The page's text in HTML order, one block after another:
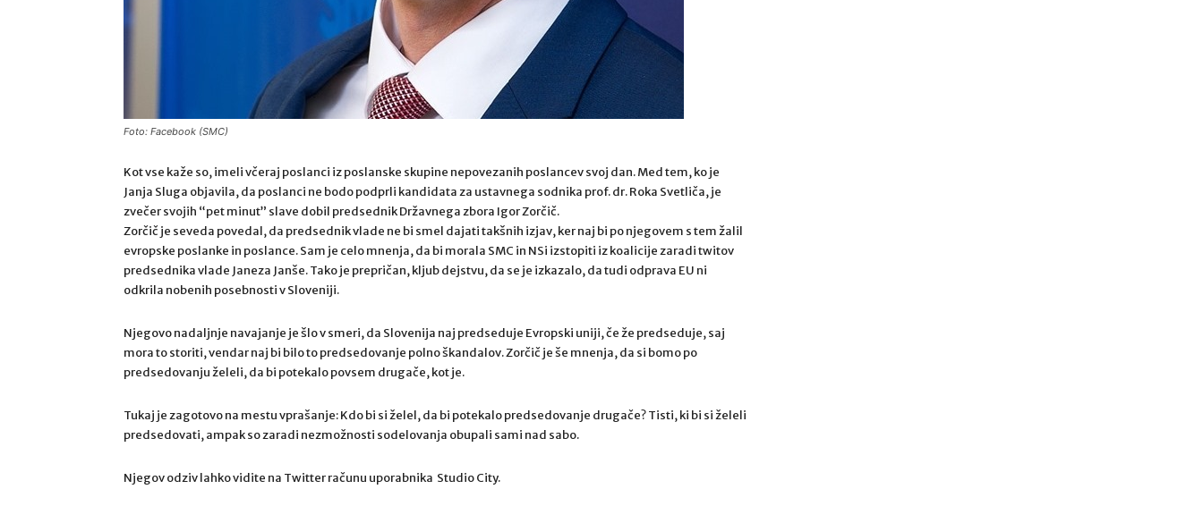
Foto: Facebook (SMC)
Kot vse kaže so, imeli včeraj poslanci iz poslanske skupine nepovezanih poslancev svoj dan. Med tem, ko je
Janja Sluga objavila, da poslanci ne bodo podprli kandidata za ustavnega sodnika prof. dr. Roka Svetliča, je
zvečer svojih “pet minut” slave dobil predsednik Državnega zbora Igor Zorčič.
Zorčič je seveda povedal, da predsednik vlade ne bi smel dajati takšnih izjav, ker naj bi po njegovem s tem žalil
evropske poslanke in poslance. Sam je celo mnenja, da bi morala SMC in NSi izstopiti iz koalicije zaradi twitov
predsednika vlade Janeza Janše. Tako je prepričan, kljub dejstvu, da se je izkazalo, da tudi odprava EU ni
odkrila nobenih posebnosti v Sloveniji.
Njegovo nadaljnje navajanje je šlo v smeri, da Slovenija naj predseduje Evropski uniji, če že predseduje, saj
mora to storiti, vendar naj bi bilo to predsedovanje polno škandalov. Zorčič je še mnenja, da si bomo po
predsedovanju želeli, da bi potekalo povsem drugače, kot je.
Tukaj je zagotovo na mestu vprašanje: Kdo bi si želel, da bi potekalo predsedovanje drugače? Tisti, ki bi si želeli
predsedovati, ampak so zaradi nezmožnosti sodelovanja obupali sami nad sabo.
Njegov odziv lahko vidite na Twitter računu uporabnika Studio City.